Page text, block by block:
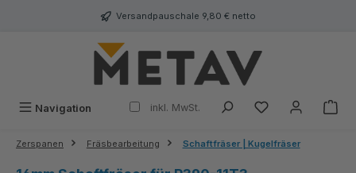
Versandpauschale 9,80 € netto
Navigation inkl. MwSt.
Zerspanen Fräsbearbeitung Schaftfräser | Kugelfräser